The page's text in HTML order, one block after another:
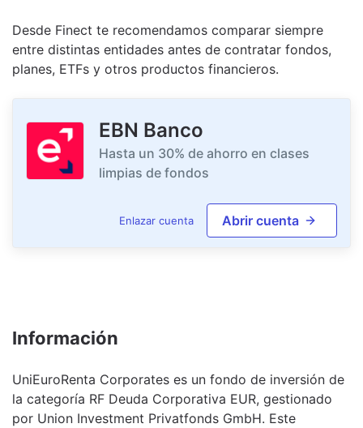
Desde Finect te recomendamos comparar siempre
entre distintas entidades antes de contratar fondos,
planes, ETFs y otros productos financieros.
EBN Banco
Hasta un 30% de ahorro en clases
limpias de fondos
Enlazar cuenta Abrir cuenta
Información
UniEuroRenta Corporates es un fondo de inversión de
la categoría RF Deuda Corporativa EUR, gestionado
por Union Investment Privatfonds GmbH. Este